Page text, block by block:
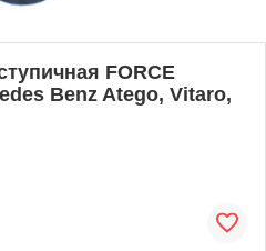
FORCE
Benz Atego, Vitaro,